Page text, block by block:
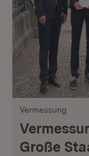
Vermessung
Große